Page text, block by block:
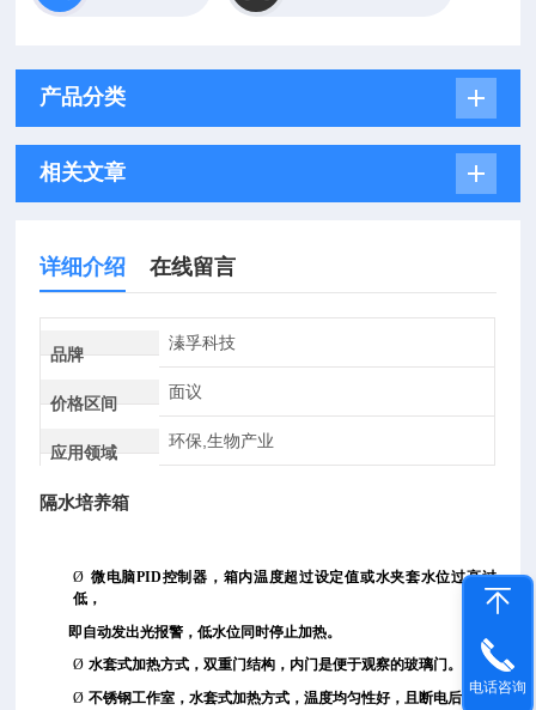
产品分类
相关文章
详细介绍 在线留言
品牌
溱孚科技
价格区间
面议
应用领域
环保,生物产业
隔水培养箱
Ø 微电脑PID控制器，箱内温度超过设定值或水夹套水位过高过
低，
即自动发出光报警，低水位同时停止加热。
Ø 水套式加热方式，双重门结构，内门是便于观察的玻璃门。
Ø 不锈钢工作室，水套式加热方式，温度均匀性好，且断电后仍能
电话咨询